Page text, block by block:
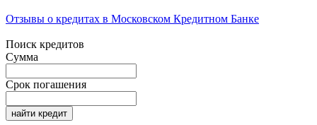
Отзывы о кредитах в Московском Кредитном Банке
Поиск кредитов
Сумма
Срок погашения
найти кредит